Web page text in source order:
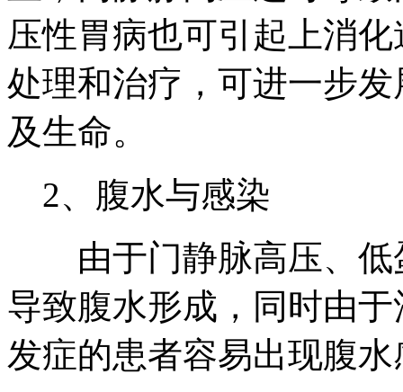
压性胃病也可引起上消
处理和治疗，可进一步
及生命。
2、腹水与感染
由于门静脉高压、低
导致腹水形成，同时由
发症的患者容易出现腹